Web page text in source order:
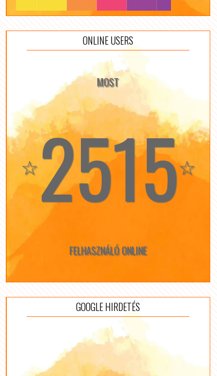
ONLINE USERS
MOST
☆2515☆
FELHASZNÁLÓ ONLINE
GOOGLE HIRDETÉS